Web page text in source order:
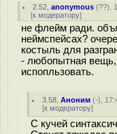
2.52 ,anonymous (??),
[к модератору]
не флейм ради.
неймспейсах?
костыль для
- любопытная вещь,
испопльзовать.
3.58 ,Аноним (-),
[к модератору]
С кучей